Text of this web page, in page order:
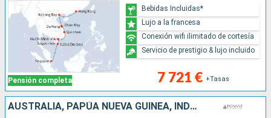
Pensión completa 7 721 € +Tasas
Bebidas Incluidas*
Lujo a la francesa
Conexión wifi ilimitado de cortesía
Servicio de prestigio & lujo incluido
AUSTRALIA, PAPÚA NUEVA GUINEA, INDONESIA, FILIPINAS